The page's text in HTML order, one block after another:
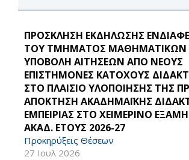
ΠΡΟΣΚΛΗΣΗ ΕΚΔΗΛΩΣΗΣ
ΤΟΥ ΤΜΗΜΑΤΟΣ ΜΑΘΗΜΑΤΙΚΩΝ
ΥΠΟΒΟΛΗ ΑΙΤΗΣΕΩΝ ΑΠΟ ΝΕΟΥΣ
ΕΠΙΣΤΗΜΟΝΕΣ ΚΑΤΟΧΟΥΣ
ΣΤΟ ΠΛΑΙΣΙΟ ΥΛΟΠΟΙΗΣΗΣ ΤΗΣ
ΑΠΟΚΤΗΣΗ ΑΚΑΔΗΜΑΪΚΗΣ
ΕΜΠΕΙΡΙΑΣ ΣΤΟ ΧΕΙΜΕΡΙΝΟ
ΑΚΑΔ. ΕΤΟΥΣ 2026-27
Προκηρύξεις Θέσεων
27 Ιουλ 2026